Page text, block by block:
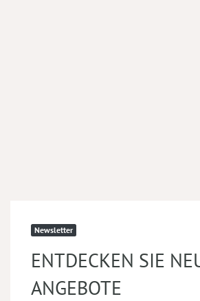
Newsletter
ENTDECKEN SIE
ANGEBOTE